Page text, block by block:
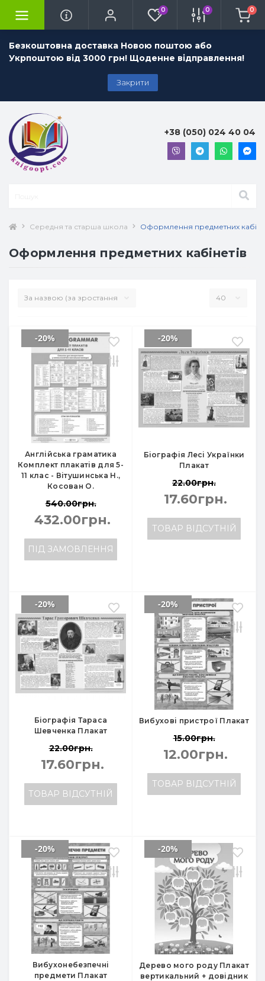
Безкоштовна доставка Новою поштою або
Укрпоштою від 3000 грн! Щоденне відправлення!
Закрити
0 0 0
+38 (050) 024 40 04
Середня та старша школа Оформлення предметних
Оформлення предметних кабінетів
Англійська граматика
Комплект плакатів для 5-
11 клас - Вітушинська Н.,
Косован О.
-20%
540.00грн.
432.00грн.
ПІД ЗАМОВЛЕННЯ
Біографія Лесі Українки
Плакат
-20%
22.00грн.
17.60грн.
ТОВАР ВІДСУТНІЙ
Біографія Тараса
Шевченка Плакат
-20%
22.00грн.
17.60грн.
ТОВАР ВІДСУТНІЙ
Вибухові пристрої Плакат
-20%
15.00грн.
12.00грн.
ТОВАР ВІДСУТНІЙ
Вибухонебезпечні
предмети Плакат
-20%
Дерево мого роду Плакат
вертикальний + довідник
-20%